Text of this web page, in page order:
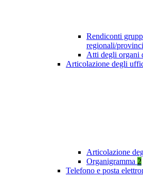
Rendiconti
regionali/
Atti degli organi
Articolazione degli
Articolazione
Organigramma 2
Telefono e posta